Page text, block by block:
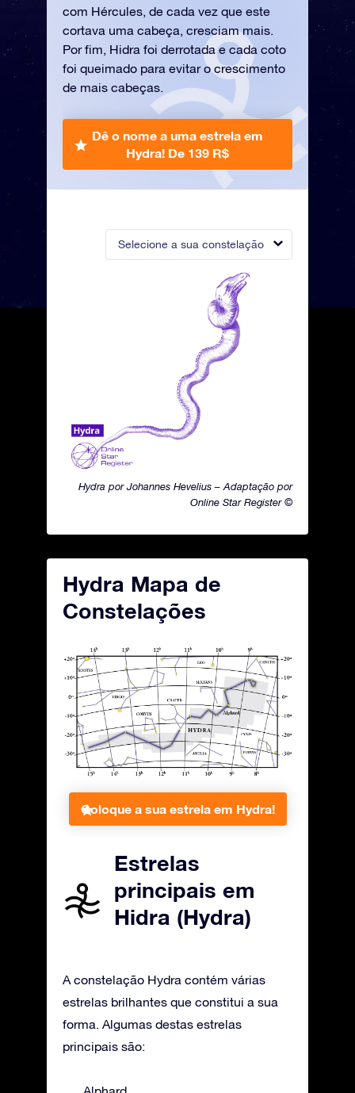
Selecione a sua constelação
Hydra por Johannes Hevelius – Adaptação por
Online Star Register ©
com Hércules, de cada vez que este
cortava uma cabeça, cresciam mais.
Por fim, Hidra foi derrotada e cada coto
foi queimado para evitar o crescimento
de mais cabeças.
Dê o nome a uma estrela em
Hydra! De 139 R$
Hydra Mapa de
Constelações
Coloque a sua estrela em Hydra!
Estrelas
principais em
Hidra (Hydra)
A constelação Hydra contém várias
estrelas brilhantes que constitui a sua
forma. Algumas destas estrelas
principais são: